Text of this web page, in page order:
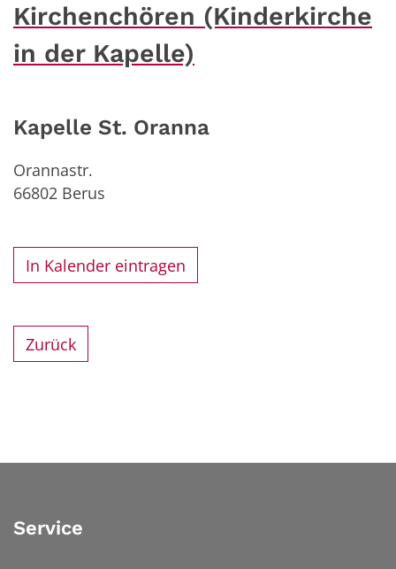
Kirchenchören (Kinderkirche
in der Kapelle)
Kapelle St. Oranna
Orannastr.
66802 Berus
In Kalender eintragen
Zurück
Service